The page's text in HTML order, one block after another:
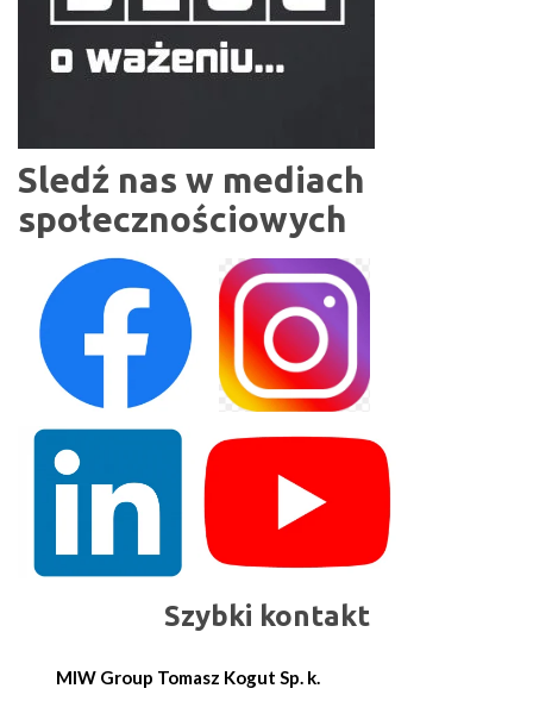
Sledź nas w mediach
społecznościowych
Szybki kontakt
MIW Group Tomasz Kogut Sp. k.